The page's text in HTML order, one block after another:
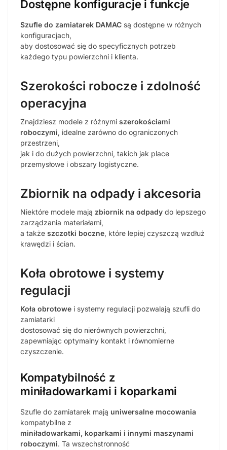
Dostępne konfiguracje i funkcje
Szufle do zamiatarek DAMAC są dostępne w różnych
konfiguracjach,
aby dostosować się do specyficznych potrzeb
każdego typu powierzchni i klienta.
Szerokości robocze i zdolność
operacyjna
Znajdziesz modele z różnymi szerokościami
roboczymi, idealne zarówno do ograniczonych
przestrzeni,
jak i do dużych powierzchni, takich jak place
przemysłowe i obszary logistyczne.
Zbiornik na odpady i akcesoria
Niektóre modele mają zbiornik na odpady do lepszego
zarządzania materiałami,
a także szczotki boczne, które lepiej czyszczą wzdłuż
krawędzi i ścian.
Koła obrotowe i systemy
regulacji
Koła obrotowe i systemy regulacji pozwalają szufli do
zamiatarki
dostosować się do nierównych powierzchni,
zapewniając optymalny kontakt i równomierne
czyszczenie.
Kompatybilność z
miniładowarkami i koparkami
Szufle do zamiatarek mają uniwersalne mocowania
kompatybilne z
miniładowarkami, koparkami i innymi maszynami
roboczymi. Ta wszechstronność